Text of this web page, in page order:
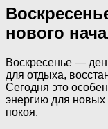
нового
Воскресенье —
для отдыха,
Сегодня это
энергию для новых
покоя.